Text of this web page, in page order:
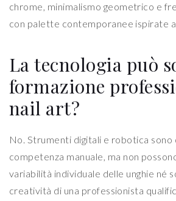
chrome, minimalismo geometrico e
con palette contemporanee ispirate
La tecnologia può
formazione
nail art?
No. Strumenti digitali e robotica sono
competenza manuale, ma non
variabilità individuale delle unghie né
creatività di una professionista